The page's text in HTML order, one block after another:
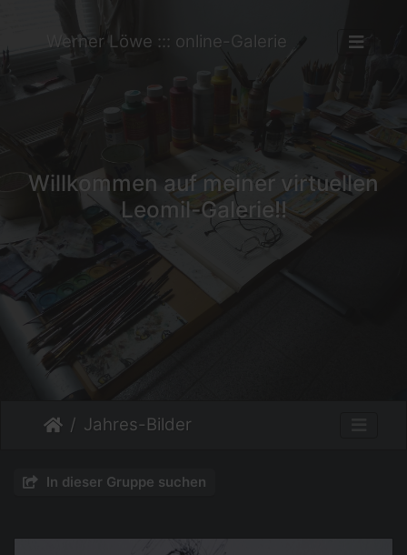
Werner Löwe ::: online-Galerie
Willkommen auf meiner virtuellen
Leomil-Galerie!!
Jahres-Bilder
In dieser Gruppe suchen